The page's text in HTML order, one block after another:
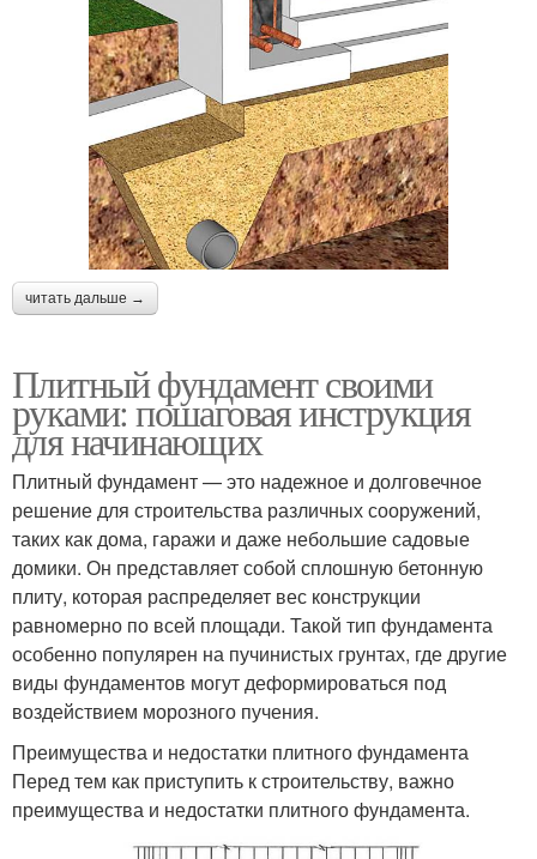
читать дальше →
Плитный фундамент своими
руками: пошаговая инструкция
для начинающих
Плитный фундамент — это надежное и долговечное
решение для строительства различных сооружений,
таких как дома, гаражи и даже небольшие садовые
домики. Он представляет собой сплошную бетонную
плиту, которая распределяет вес конструкции
равномерно по всей площади. Такой тип фундамента
особенно популярен на пучинистых грунтах, где другие
виды фундаментов могут деформироваться под
воздействием морозного пучения.
Преимущества и недостатки плитного фундамента
Перед тем как приступить к строительству, важно
преимущества и недостатки плитного фундамента.